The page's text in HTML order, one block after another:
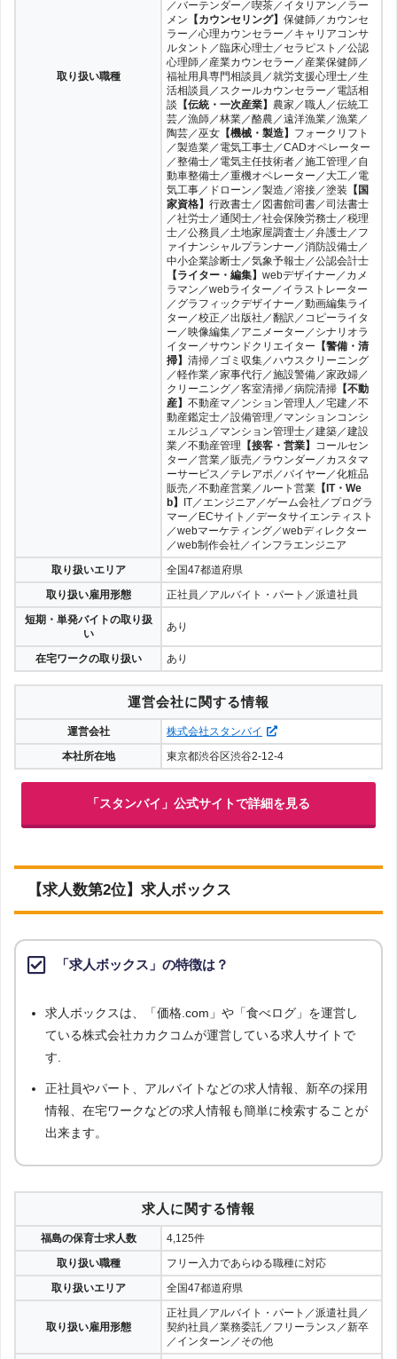
取り扱い職種
／バーテンダー／喫茶／イタリアン／ラー
メン 【カウンセリング】 保健師／カウンセ
ラー／心理カウンセラー／キャリアコンサ
ルタント／臨床心理士／セラピスト／公認
心理師／産業カウンセラー／産業保健師／
福祉用具専門相談員／就労支援心理士／生
活相談員／スクールカウンセラー／電話相
談 【伝統・一次産業】 農家／職人／伝統工
芸／漁師／林業／酪農／遠洋漁業／漁業／
陶芸／巫女 【機械・製造】 フォークリフト
／製造業／電気工事士／CADオペレーター
／整備士／電気主任技術者／施工管理／自
動車整備士／重機オペレーター／大工／電
気工事／ドローン／製造／溶接／塗装 【国
家資格】 行政書士／図書館司書／司法書士
／社労士／通関士／社会保険労務士／税理
士／公務員／土地家屋調査士／弁護士／フ
ァイナンシャルプランナー／消防設備士／
中小企業診断士／気象予報士／公認会計士
【ライター・編集】 webデザイナー／カメ
ラマン／webライター／イラストレーター
／グラフィックデザイナー／動画編集ライ
ター／校正／出版社／翻訳／コピーライタ
ー／映像編集／アニメーター／シナリオラ
イター／サウンドクリエイター 【警備・清
掃】 清掃／ゴミ収集／ハウスクリーニング
／軽作業／家事代行／施設警備／家政婦／
クリーニング／客室清掃／病院清掃 【不動
産】 不動産マ／ンション管理人／宅建／不
動産鑑定士／設備管理／マンションコンシ
ェルジュ／マンション管理士／建築／建設
業／不動産管理 【接客・営業】 コールセン
ター／営業／販売／ラウンダー／カスタマ
ーサービス／テレアポ／バイヤー／化粧品
販売／不動産営業／ルート営業 【IT・We
b】
IT／エンジニア／ゲーム会社／プログラ
マー／ECサイト／データサイエンティスト
／webマーケティング／webディレクター
／web制作会社／インフラエンジニア
取り扱いエリア
全国47都道府県
取り扱い雇用形態
正社員／アルバイト・パート／派遣社員
短期・単発バイトの取り扱
い
あり
在宅ワークの取り扱い あり
運営会社に関する情報
運営会社
株式会社スタンバイ
本社所在地
東京都渋谷区渋谷2-12-4
「スタンバイ」公式サイトで詳細を見る
【求人数第2位】求人ボックス
「求人ボックス」の特徴は？
求人ボックスは、「価格.com」や「食べログ」を運営し
ている株式会社カカクコムが運営している求人サイトで
す.
正社員やパート、アルバイトなどの求人情報、新卒の採用
情報、在宅ワークなどの求人情報も簡単に検索することが
出来ます。
求人に関する情報
福島の保育士求人数
4,125件
取り扱い職種
フリー入力であらゆる職種に対応
取り扱いエリア
全国47都道府県
取り扱い雇用形態
正社員／アルバイト・パート／派遣社員／
契約社員／業務委託／フリーランス／新卒
／インターン／その他